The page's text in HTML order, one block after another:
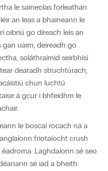
le saineolas forleathan
an leas a bhaineann le
oibriú go díreach leis an
gan uaim, deireadh go
soláthraímid seirbhísí
dearadh struchtúrach,
chun luchtú
á gcur i bhfeidhm le
le boscaí rocach ná a
friotaíocht crush
Laghdaíonn sé seo
sé iad a bheith